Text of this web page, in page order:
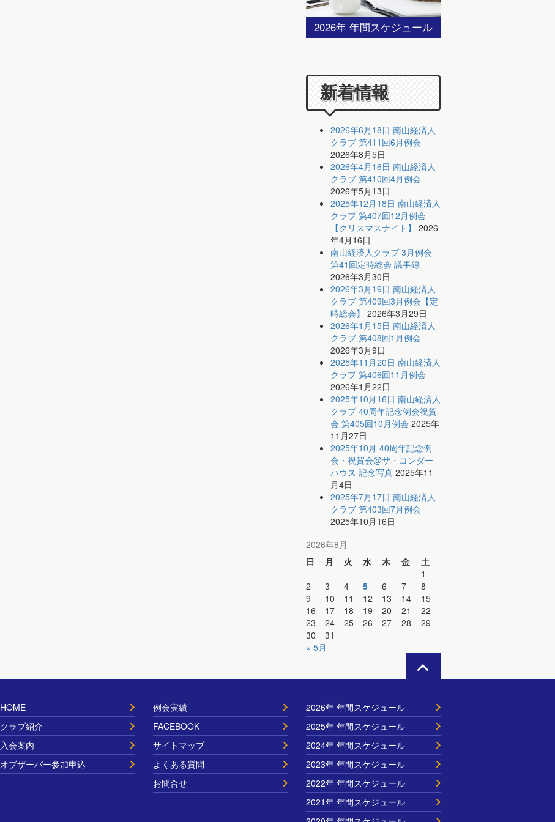
2026年 年間スケジュール
新着情報
2026年6月18日 南山経済人
クラブ 第411回6月例会
2026年8月5日
2026年4月16日 南山経済人
クラブ 第410回4月例会
2026年5月13日
2025年12月18日 南山経済人
クラブ 第407回12月例会
【クリスマスナイト】 2026
年4月16日
南山経済人クラブ 3月例会
第41回定時総会 議事録
2026年3月30日
2026年3月19日 南山経済人
クラブ 第409回3月例会【定
時総会】 2026年3月29日
2026年1月15日 南山経済人
クラブ 第408回1月例会
2026年3月9日
2025年11月20日 南山経済人
クラブ 第406回11月例会
2026年1月22日
2025年10月16日 南山経済人
クラブ 40周年記念例会祝賀
会 第405回10月例会 2025年
11月27日
2025年10月 40周年記念例
会・祝賀会@ザ・コンダー
ハウス 記念写真 2025年11
月4日
2025年7月17日 南山経済人
クラブ 第403回7月例会
2025年10月16日
2026年8月
日
月 火 水 木 金
土
1
2
3 4 5 6 7
8
9
10 11 12 13 14
15
16
17 18 19 20 21
22
23
24 25 26 27 28
29
30
31
« 5月
HOME
クラブ紹介
入会案内
オブザーバー参加申込
例会実績
FACEBOOK
サイトマップ
よくある質問
お問合せ
2026年 年間スケジュール
2025年 年間スケジュール
2024年 年間スケジュール
2023年 年間スケジュール
2022年 年間スケジュール
2021年 年間スケジュール